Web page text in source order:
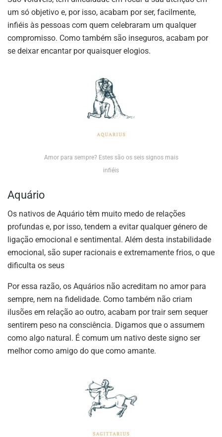
um só objetivo e, por isso, acabam por ser, facilmente,
infiéis às pessoas com quem celebraram um qualquer
compromisso. Como também são inseguros, acabam por
se deixar encantar por quaisquer elogios.
Amor para sempre? Estes são os seis signos mais
infiéis
Aquário
Os nativos de Aquário têm muito medo de relações
profundas e, por isso, tendem a evitar qualquer género de
ligação emocional e sentimental. Além desta instabilidade
emocional, são super racionais e extremamente frios, o que
dificulta os seus
Por essa razão, os Aquários não acreditam no amor para
sempre, nem na fidelidade. Como também não criam
ilusões em relação ao outro, acabam por trair sem sequer
sentirem peso na consciência. Digamos que o assumem
como algo natural. É comum um nativo deste signo ser
melhor como amigo do que como amante.